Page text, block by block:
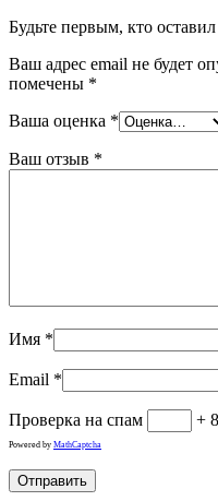
Будьте первым, кто
Ваш адрес email не будет
помечены *
Ваша оценка *
Ваш отзыв *
Имя *
Email *
Проверка на спам +
Powered by MathCaptcha